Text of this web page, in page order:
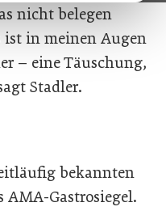
nicht belegen
ist in meinen Augen
– eine Täuschung,
Stadler.
bekannten
AMA-Gastrosiegel.